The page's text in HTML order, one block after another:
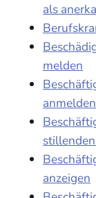
als
melden
anmelden
anzeigen